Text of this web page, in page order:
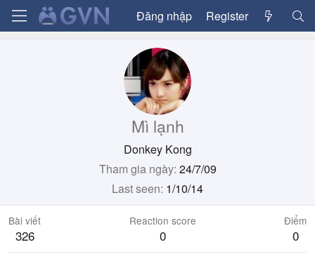
Đăng nhập Register
Mì lạnh
Donkey Kong
Tham gia ngày 24/7/09
Last seen 1/10/14
Bài viết
326
Reaction score
0
Điểm
0